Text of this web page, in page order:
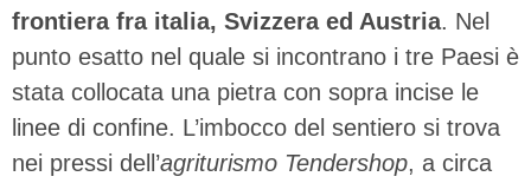
frontiera fra italia, Svizzera ed Austria. Nel
punto esatto nel quale si incontrano i tre Paesi è
stata collocata una pietra con sopra incise le
linee di confine. L’imbocco del sentiero si trova
nei pressi dell’agriturismo Tendershop, a circa